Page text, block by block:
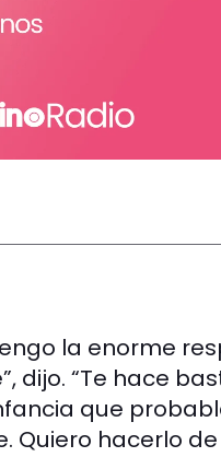
la enorme
dijo. “Te hace
que
Quiero hacerlo